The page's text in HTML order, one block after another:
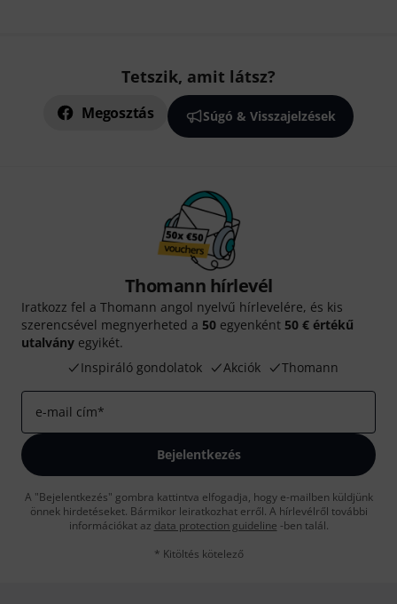
Tetszik, amit látsz?
Megosztás Súgó & Visszajelzések
Thomann hírlevél
Iratkozz fel a Thomann angol nyelvű hírlevelére, és kis
szerencsével megnyerheted a 50 egyenként 50 € értékű
utalvány egyikét.
Inspiráló gondolatok
Akciók Thomann
e-mail cím*
Bejelentkezés
A "Bejelentkezés" gombra kattintva elfogadja, hogy e-mailben küldjünk
önnek hirdetéseket. Bármikor leiratkozhat erről. A hírlevélről további
információkat az data protection guideline -ben talál.
* Kitöltés kötelező